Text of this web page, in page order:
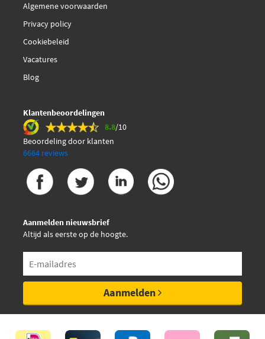
Algemene voorwaarden
Privacy policy
Cookiebeleid
Vacatures
Blog
Klantenbeoordelingen
8.8/10
Beoordeling door klanten
6664 reviews
Aanmelden nieuwsbrief
Altijd als eerste op de hoogte.
Aanmelden